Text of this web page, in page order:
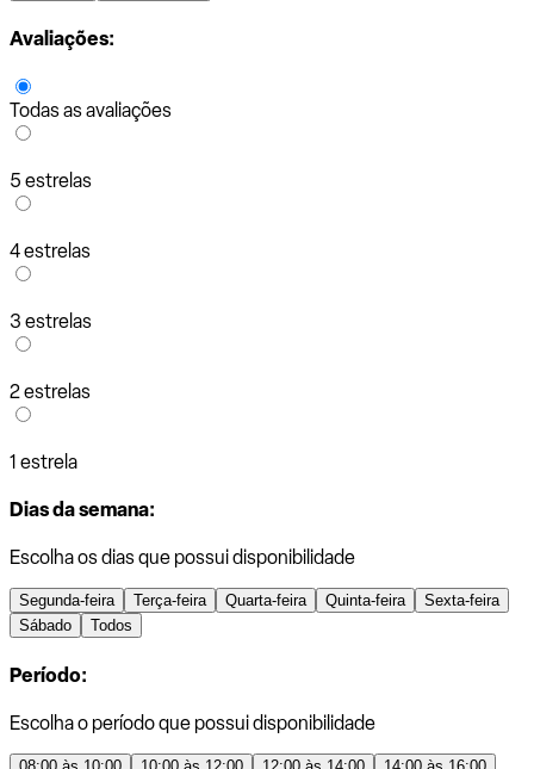
Avaliações:
Todas as avaliações
5 estrelas
4 estrelas
3 estrelas
2 estrelas
1 estrela
Dias da semana:
Escolha os dias que possui disponibilidade
Segunda-feira Terça-feira Quarta-feira Quinta-feira
Sexta-feira
Sábado
Todos
Período:
Escolha o período que possui disponibilidade